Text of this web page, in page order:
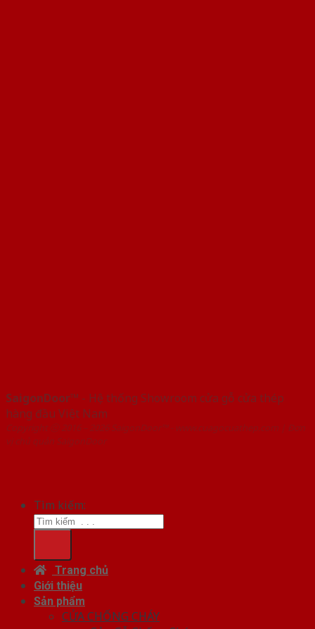
SaigonDoor™ - Hệ thống Showroom cửa gỗ cửa thép
hàng đầu Việt Nam
Copyright ⓒ 2016 – 2026 SaigonDoor™ - www.cuagocuathep.com | Đơn
vị chủ quản SaigonDoor
Tìm kiếm:
Trang chủ
Giới thiệu
Sản phẩm
CỬA CHỐNG CHÁY